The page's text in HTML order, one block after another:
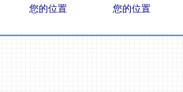
您的位置 您的位置